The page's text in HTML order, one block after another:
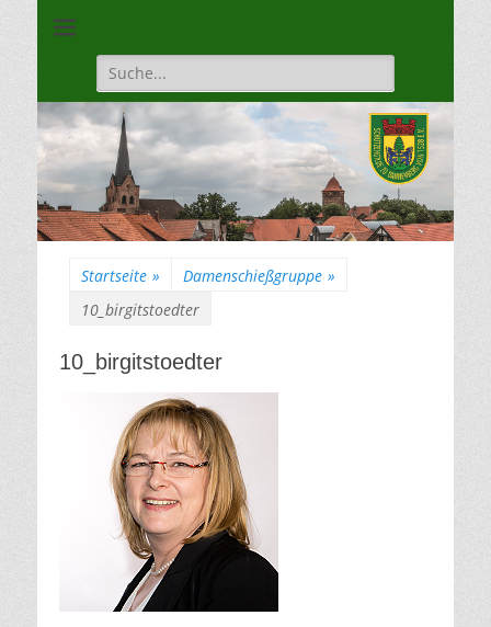
1528
Suche
für:
Startseite » Damenschießgruppe »
10_birgitstoedter
10_birgitstoedter